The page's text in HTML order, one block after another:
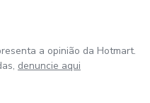
a opinião da Hotmart.
denuncie aqui